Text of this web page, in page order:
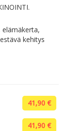
elämäkerta,
kehitys
41,90 €
41,90 €